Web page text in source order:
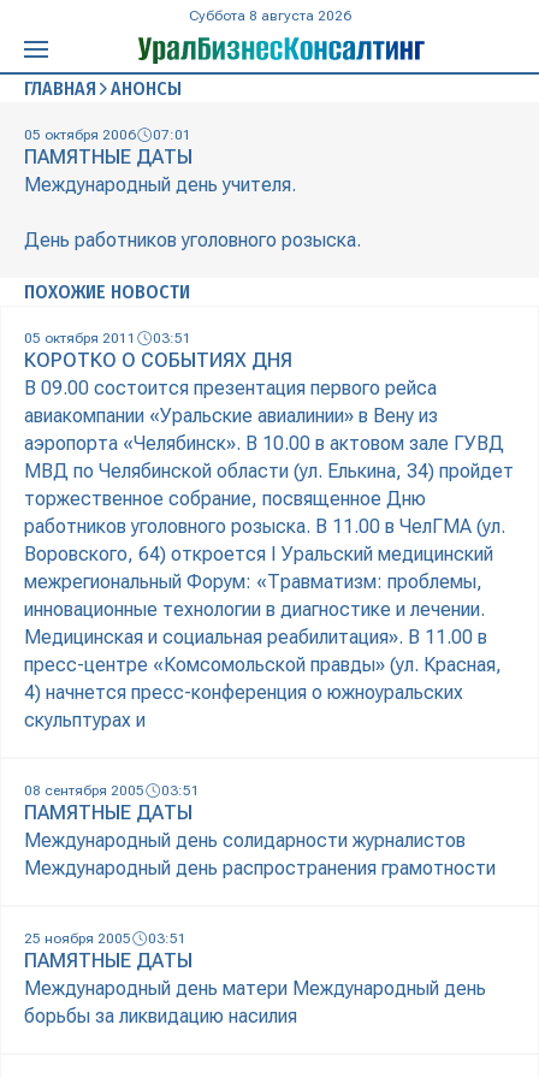
Суббота 8 августа 2026
ГЛАВНАЯ АНОНСЫ
05 октября 2006 07:01
ПАМЯТНЫЕ ДАТЫ
Международный день учителя.
День работников уголовного розыска.
ПОХОЖИЕ НОВОСТИ
05 октября 2011 03:51
КОРОТКО О СОБЫТИЯХ ДНЯ
В 09.00 состоится презентация первого рейса
авиакомпании «Уральские авиалинии» в Вену из
аэропорта «Челябинск». В 10.00 в актовом зале ГУВД
МВД по Челябинской области (ул. Елькина, 34) пройдет
торжественное собрание, посвященное Дню
работников уголовного розыска. В 11.00 в ЧелГМА (ул.
Воровского, 64) откроется I Уральский медицинский
межрегиональный Форум: «Травматизм: проблемы,
инновационные технологии в диагностике и лечении.
Медицинская и социальная реабилитация». В 11.00 в
пресс-центре «Комсомольской правды» (ул. Красная,
4) начнется пресс-конференция о южноуральских
скульптурах и
08 сентября 2005 03:51
ПАМЯТНЫЕ ДАТЫ
Международный день солидарности журналистов
Международный день распространения грамотности
25 ноября 2005 03:51
ПАМЯТНЫЕ ДАТЫ
Международный день матери Международный день
борьбы за ликвидацию насилия